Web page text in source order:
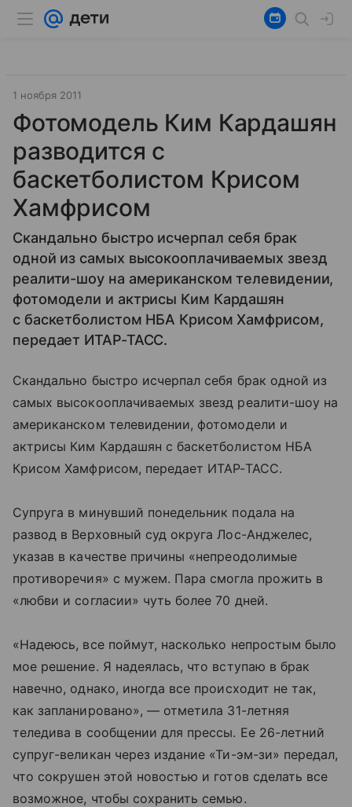
1 ноября 2011
Фотомодель Ким Кардашян
разводится с
баскетболистом Крисом
Хамфрисом
Скандально быстро исчерпал себя брак
одной из самых высокооплачиваемых звезд
реалити-шоу на американском телевидении,
фотомодели и актрисы Ким Кардашян
с баскетболистом НБА Крисом Хамфрисом,
передает ИТАР-ТАСС.
Скандально быстро исчерпал себя брак одной из
самых высокооплачиваемых звезд реалити-шоу на
американском телевидении, фотомодели и
актрисы Ким Кардашян с баскетболистом НБА
Крисом Хамфрисом, передает ИТАР-ТАСС.
Супруга в минувший понедельник подала на
развод в Верховный суд округа Лос-Анджелес,
указав в качестве причины «непреодолимые
противоречия» с мужем. Пара смогла прожить в
«любви и согласии» чуть более 70 дней.
«Надеюсь, все поймут, насколько непростым было
мое решение. Я надеялась, что вступаю в брак
навечно, однако, иногда все происходит не так,
как запланировано», — отметила 31-летняя
теледива в сообщении для прессы. Ее 26-летний
супруг-великан через издание «Ти-эм-зи» передал,
что сокрушен этой новостью и готов сделать все
возможное, чтобы сохранить семью.